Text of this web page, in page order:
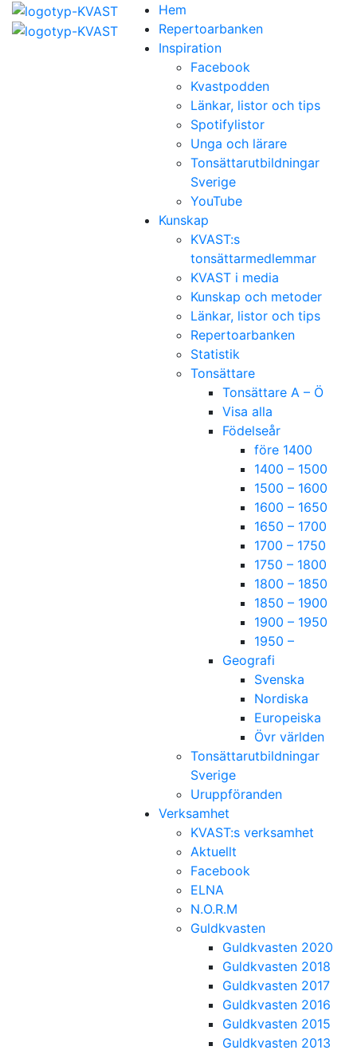
Hem
Repertoarbanken
Inspiration
Facebook
Kvastpodden
Länkar, listor och tips
Spotifylistor
Unga och lärare
Tonsättarutbildningar
Sverige
YouTube
Kunskap
KVAST:s
tonsättarmedlemmar
KVAST i media
Kunskap och metoder
Länkar, listor och tips
Repertoarbanken
Statistik
Tonsättare
Tonsättare A – Ö
Visa alla
Födelseår
före 1400
1400 – 1500
1500 – 1600
1600 – 1650
1650 – 1700
1700 – 1750
1750 – 1800
1800 – 1850
1850 – 1900
1900 – 1950
1950 –
Geografi
Svenska
Nordiska
Europeiska
Övr världen
Tonsättarutbildningar
Sverige
Uruppföranden
Verksamhet
KVAST:s verksamhet
Aktuellt
Facebook
ELNA
N.O.R.M
Guldkvasten
Guldkvasten 2020
Guldkvasten 2018
Guldkvasten 2017
Guldkvasten 2016
Guldkvasten 2015
Guldkvasten 2013